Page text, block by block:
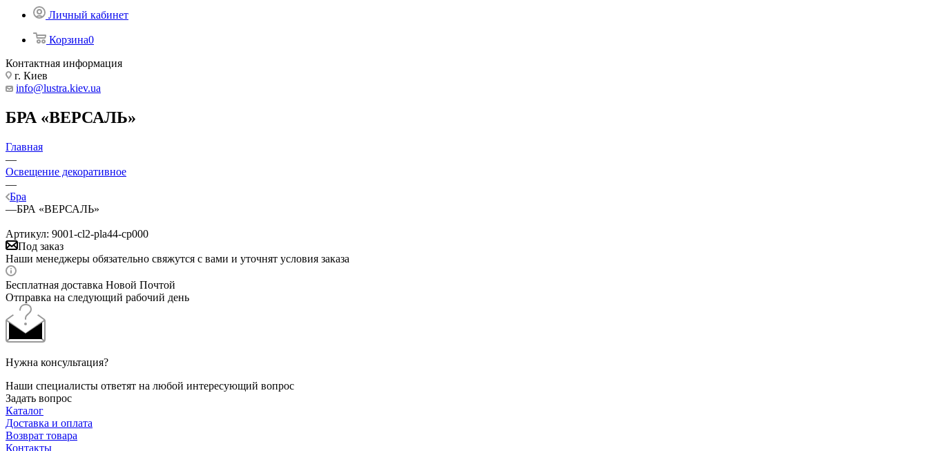
Личный кабинет
Корзина0
Контактная информация
г. Киев
info@lustra.kiev.ua
БРА «ВЕРСАЛЬ»
Главная
—
Освещение декоративное
—
Бра
—БРА «ВЕРСАЛЬ»
Артикул: 9001-cl2-pla44-cp000
Под заказ
Наши менеджеры обязательно свяжутся с вами и уточнят условия заказа
Бесплатная доставка Новой Почтой
Отправка на следующий рабочий день
Нужна консультация?
Наши специалисты ответят на любой интересующий вопрос
Задать вопрос
Каталог
Доставка и оплата
Возврат товара
Контакты